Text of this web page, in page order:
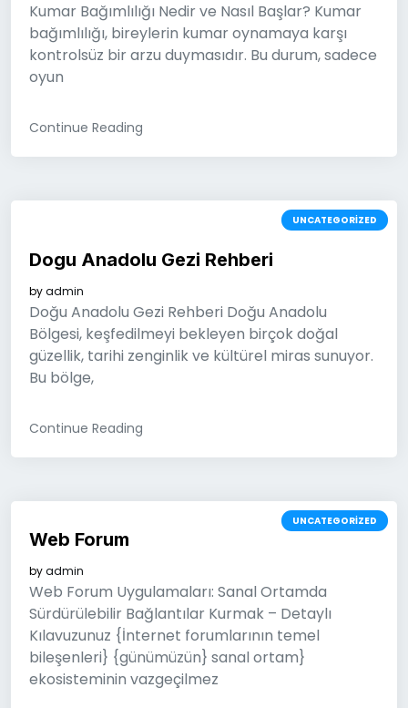
Kumar Bağımlılığı Nedir ve Nasıl Başlar? Kumar
bağımlılığı, bireylerin kumar oynamaya karşı
kontrolsüz bir arzu duymasıdır. Bu durum, sadece
oyun
Continue Reading
UNCATEGORIZED
Dogu Anadolu Gezi Rehberi
byadmin
Doğu Anadolu Gezi Rehberi Doğu Anadolu
Bölgesi, keşfedilmeyi bekleyen birçok doğal
güzellik, tarihi zenginlik ve kültürel miras sunuyor.
Bu bölge,
Continue Reading
UNCATEGORIZED
Web Forum
byadmin
Web Forum Uygulamaları: Sanal Ortamda
Sürdürülebilir Bağlantılar Kurmak – Detaylı
Kılavuzunuz {İnternet forumlarının temel
bileşenleri} {günümüzün} sanal ortam}
ekosisteminin vazgeçilmez